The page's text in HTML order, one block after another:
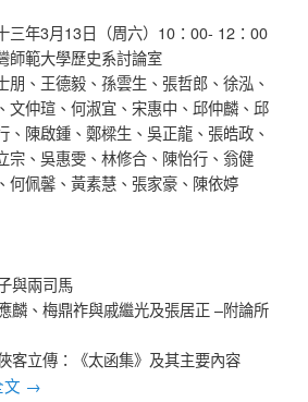
三年3月13日（周六）10：00- 12：00
師範大學歷史系討論室
朋、王德毅、孫雲生、張哲郎、徐泓、
文仲瑄、何淑宜、宋惠中、邱仲麟、邱
、陳啟鍾、鄭樑生、吳正龍、張皓政、
宗、吳惠雯、林修合、陳怡行、翁健
何佩馨、黃素慧、張家豪、陳依婷
與兩司馬
麟、梅鼎祚與戚繼光及張居正 –附論所
客立傳：《太函集》及其主要內容
→